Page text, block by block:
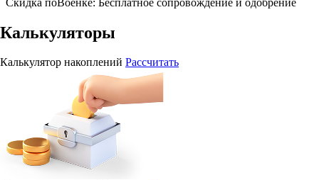
Калькуляторы
Калькулятор накоплений Рассчитать